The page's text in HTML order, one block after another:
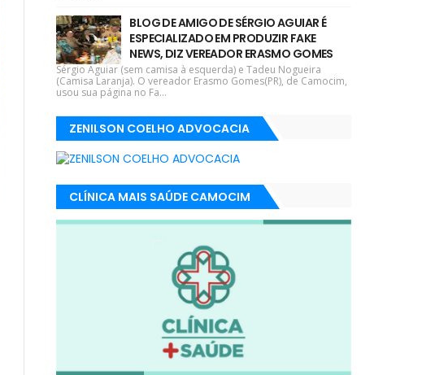
BLOG DE AMIGO DE SÉRGIO AGUIAR É
ESPECIALIZADO EM PRODUZIR FAKE
NEWS, DIZ VEREADOR ERASMO GOMES
Sérgio Aguiar (sem camisa à esquerda) e Tadeu Nogueira
(Camisa Laranja). O vereador Erasmo Gomes(PR), de Camocim,
usou sua página no Fa...
ZENILSON COELHO ADVOCACIA
CLÍNICA MAIS SAÚDE CAMOCIM